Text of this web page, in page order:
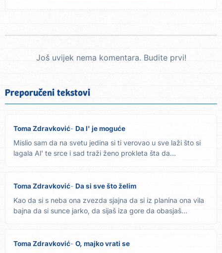
Još uvijek nema komentara. Budite prvi!
Preporučeni tekstovi
Toma Zdravković Da l' je moguće
Mislio sam da na svetu jedina si ti verovao u sve laži što si
lagala Al' te srce i sad traži ženo prokleta šta da...
Toma Zdravković Da si sve što želim
Kao da si s neba ona zvezda sjajna da si iz planina ona vila
bajna da si sunce jarko, da sijaš iza gore da obasjaš...
Toma Zdravković O, majko vrati se